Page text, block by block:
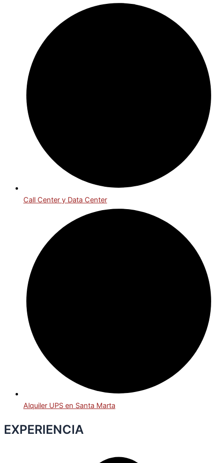
Call Center y Data Center
Alquiler UPS en Santa Marta
EXPERIENCIA